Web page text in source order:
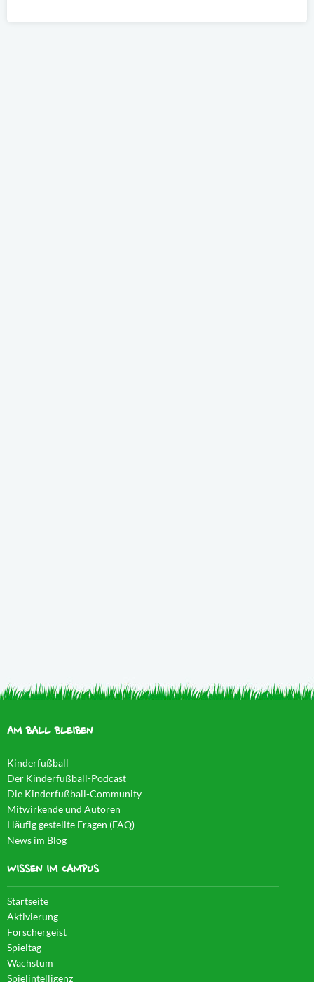
AM BALL BLEIBEN
Kinderfußball
Der Kinderfußball-Podcast
Die Kinderfußball-Community
Mitwirkende und Autoren
Häufig gestellte Fragen (FAQ)
News im Blog
WISSEN IM CAMPUS
Startseite
Aktivierung
Forschergeist
Spieltag
Wachstum
Spielintelligenz